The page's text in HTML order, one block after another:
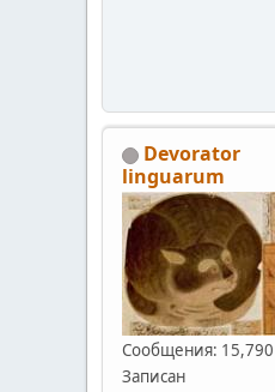
Devorator
linguarum
Сообщения: 15,790
Записан